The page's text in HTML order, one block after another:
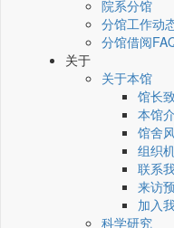
院系分馆
分馆工作动
分馆借阅
关于
关于本馆
馆长
本馆
馆舍
组织
联系
来访
加入
科学研究